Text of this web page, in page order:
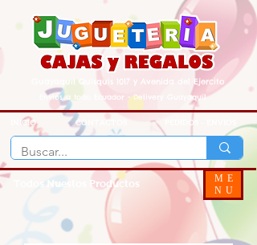
Guayaquil Quisquis 1017 y Avenida del Ejercito
Envios a todo Ecuador - Delivery Guayaquil
INICIO CONTACTOS PEDIDOS - ENVIOS
Todos Nuestos Productos
ME
NU